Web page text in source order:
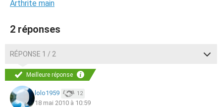
Arthrite main
2 réponses
RÉPONSE 1 / 2
Meilleure réponse
lolo1959 12
18 mai 2010 à 10:59